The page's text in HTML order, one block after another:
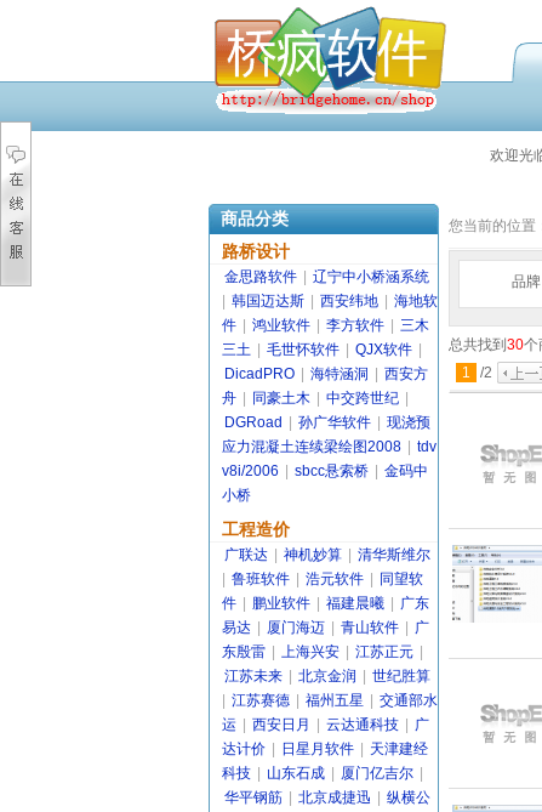
欢迎光
商品分类
路桥设计
金思路软件
辽宁中小桥涵系统
韩国迈达斯 西安纬地
海地软
件
鸿业软件 李方软件
三木
三土
毛世怀软件 QJX软件
DicadPRO
海特涵洞
西安方
舟
同豪土木 中交跨世纪
DGRoad
孙广华软件
现浇预
应力混凝土连续梁绘图2008
tdv
v8i/2006
sbcc悬索桥
金码中
小桥
工程造价
广联达 神机妙算
清华斯维尔
鲁班软件 浩元软件
同望软
件
鹏业软件 福建晨曦
广东
易达
厦门海迈 青山软件
广
东殷雷
上海兴安 江苏正元
江苏未来
北京金润
世纪胜算
江苏赛德 福州五星
交通部水
运
西安日月 云达通科技
广
达计价
日星月软件
天津建经
科技
山东石成 厦门亿吉尔
华平钢筋
北京成捷迅
纵横公
您当前的位置
品牌
总共找到 30个
1
/2